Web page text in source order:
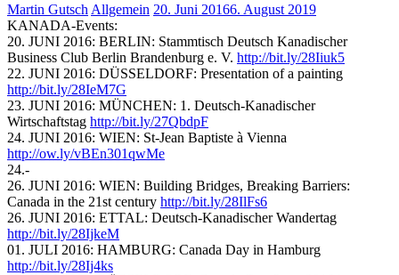
Martin Gutsch Allgemein 20. Juni 20166. August 2019
KANADA-Events:
20. JUNI 2016: BERLIN: Stammtisch Deutsch Kanadischer
Business Club Berlin Brandenburg e. V. http://bit.ly/28Iiuk5
22. JUNI 2016: DÜSSELDORF: Presentation of a painting
http://bit.ly/28IeM7G
23. JUNI 2016: MÜNCHEN: 1. Deutsch-Kanadischer
Wirtschaftstag http://bit.ly/27QbdpF
24. JUNI 2016: WIEN: St-Jean Baptiste à Vienna
http://ow.ly/vBEn301qwMe
24.-
26. JUNI 2016: WIEN: Building Bridges, Breaking Barriers:
Canada in the 21st century http://bit.ly/28IlFs6
26. JUNI 2016: ETTAL: Deutsch-Kanadischer Wandertag
http://bit.ly/28IjkeM
01. JULI 2016: HAMBURG: Canada Day in Hamburg
http://bit.ly/28Ij4ks